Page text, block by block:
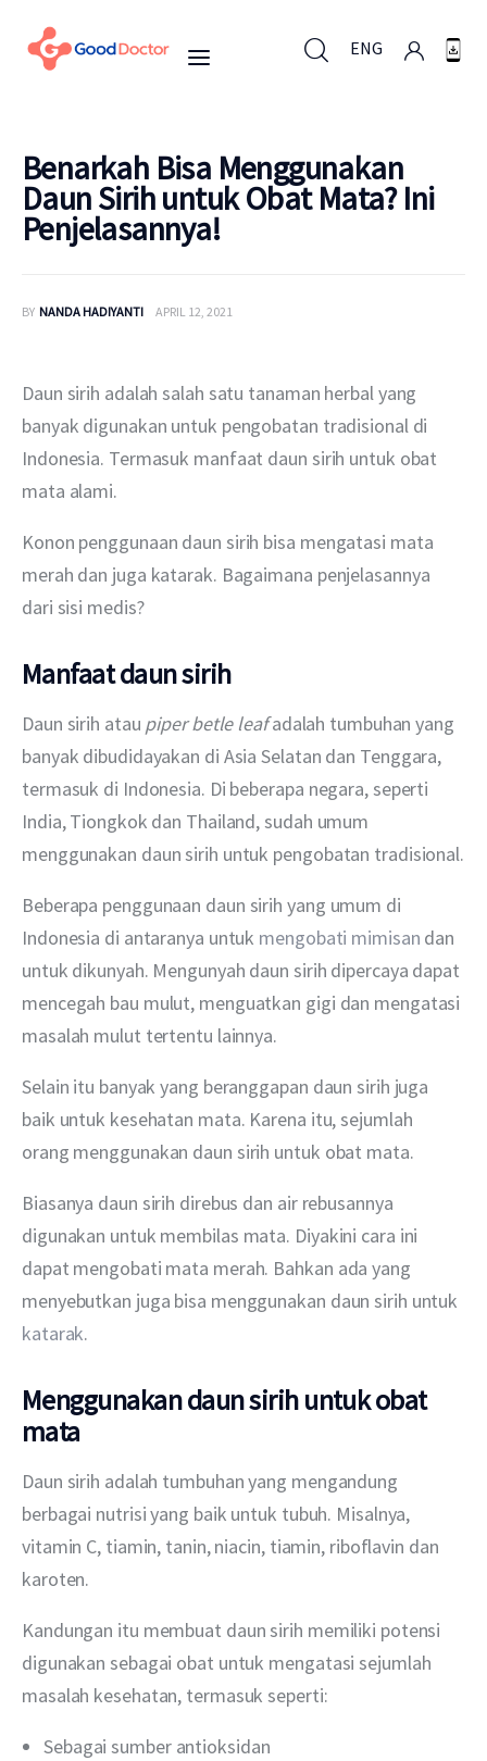
ENG
ENG
Untuk Bisnis
Layanan
Benarkah Bisa Menggunakan
Daun Sirih untuk Obat Mata? Ini
Penjelasannya!
BY NANDA HADIYANTI APRIL 12, 2021
Daun sirih adalah salah satu tanaman herbal yang
banyak digunakan untuk pengobatan tradisional di
Indonesia. Termasuk manfaat daun sirih untuk obat
mata alami.
Konon penggunaan daun sirih bisa mengatasi mata
merah dan juga katarak. Bagaimana penjelasannya
dari sisi medis?
Manfaat daun sirih
Daun sirih atau piper betle leaf adalah tumbuhan yang
banyak dibudidayakan di Asia Selatan dan Tenggara,
termasuk di Indonesia. Di beberapa negara, seperti
India, Tiongkok dan Thailand, sudah umum
menggunakan daun sirih untuk pengobatan tradisional.
Beberapa penggunaan daun sirih yang umum di
Indonesia di antaranya untuk mengobati mimisan dan
untuk dikunyah. Mengunyah daun sirih dipercaya dapat
mencegah bau mulut, menguatkan gigi dan mengatasi
masalah mulut tertentu lainnya.
Selain itu banyak yang beranggapan daun sirih juga
baik untuk kesehatan mata. Karena itu, sejumlah
orang menggunakan daun sirih untuk obat mata.
Biasanya daun sirih direbus dan air rebusannya
digunakan untuk membilas mata. Diyakini cara ini
dapat mengobati mata merah. Bahkan ada yang
menyebutkan juga bisa menggunakan daun sirih untuk
katarak.
Menggunakan daun sirih untuk obat
mata
Daun sirih adalah tumbuhan yang mengandung
berbagai nutrisi yang baik untuk tubuh. Misalnya,
vitamin C, tiamin, tanin, niacin, tiamin, riboflavin dan
karoten.
Kandungan itu membuat daun sirih memiliki potensi
digunakan sebagai obat untuk mengatasi sejumlah
masalah kesehatan, termasuk seperti:
Sebagai sumber antioksidan